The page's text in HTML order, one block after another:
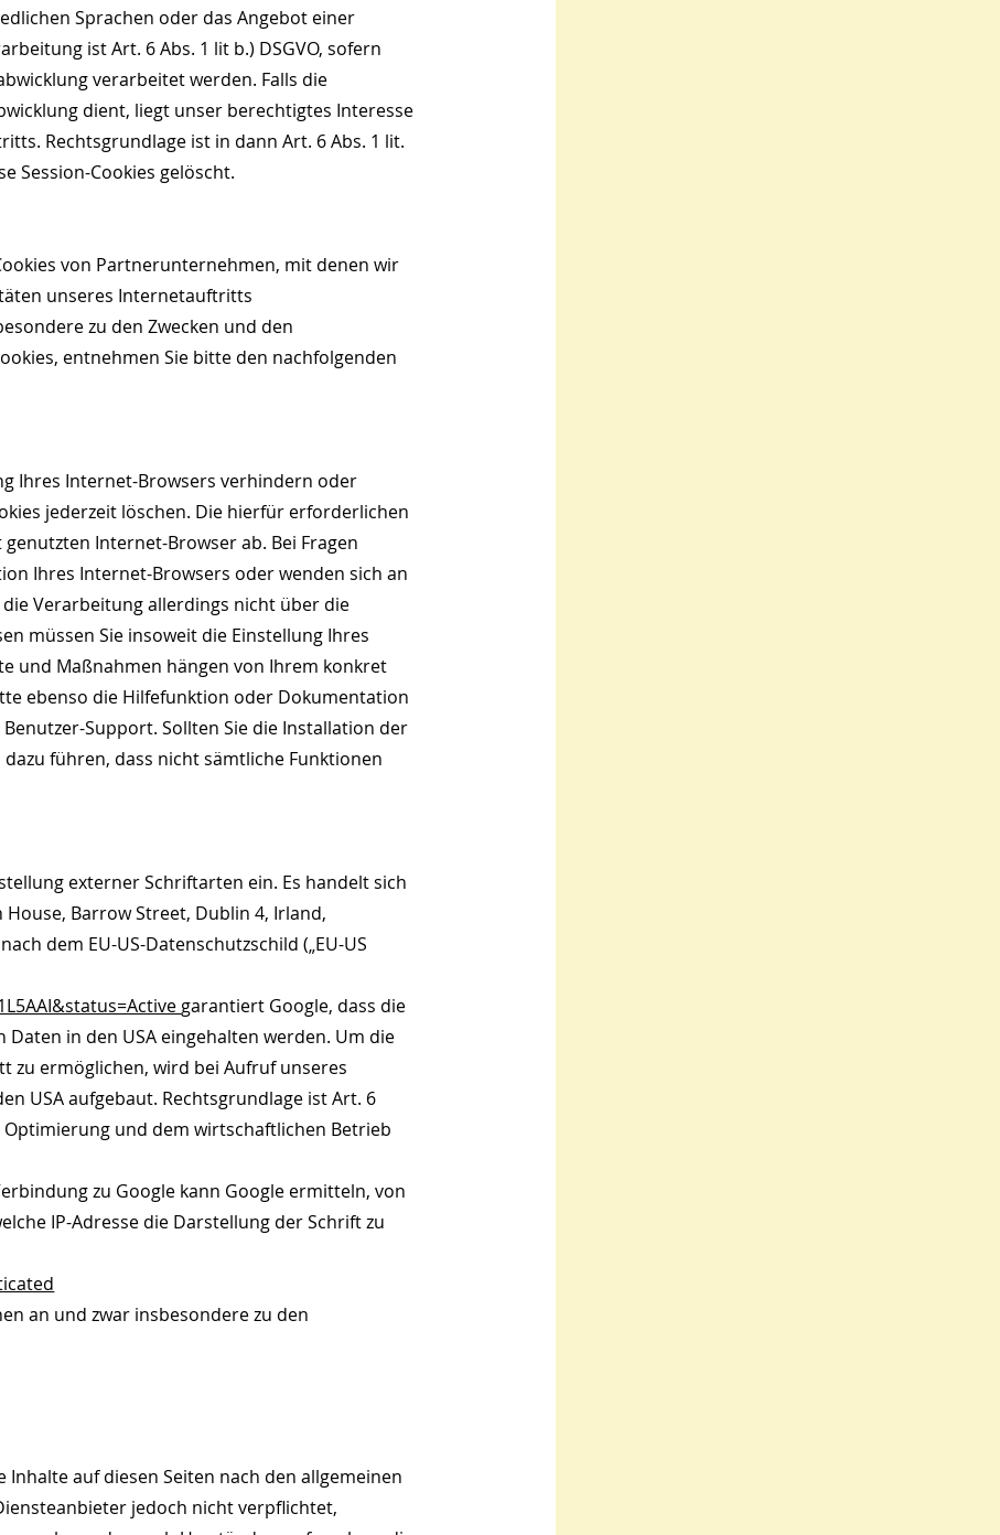
Sprachen oder das Angebot einer
ist Art. 6 Abs. 1 lit b.) DSGVO, sofern
verarbeitet werden. Falls die
dient, liegt unser berechtigtes Interesse
Rechtsgrundlage ist in dann Art. 6 Abs. 1 lit.
Session-Cookies gelöscht.
von Partnerunternehmen, mit denen wir
unseres Internetauftritts
zu den Zwecken und den
entnehmen Sie bitte den nachfolgenden
Ihres Internet-Browsers verhindern oder
jederzeit löschen. Die hierfür erforderlichen
Internet-Browser ab. Bei Fragen
Ihres Internet-Browsers oder wenden sich an
die Verarbeitung allerdings nicht über die
müssen Sie insoweit die Einstellung Ihres
und Maßnahmen hängen von Ihrem konkret
ebenso die Hilfefunktion oder Dokumentation
Support. Sollten Sie die Installation der
führen, dass nicht sämtliche Funktionen
externer Schriftarten ein. Es handelt sich
Barrow Street, Dublin 4, Irland,
dem EU-US-Datenschutzschild („EU-US
garantiert Google, dass die
in den USA eingehalten werden. Um die
ermöglichen, wird bei Aufruf unseres
USA aufgebaut. Rechtsgrundlage ist Art. 6
Optimierung und dem wirtschaftlichen Betrieb
zu Google kann Google ermitteln, von
IP-Adresse die Darstellung der Schrift zu
an und zwar insbesondere zu den
Inhalte auf diesen Seiten nach den allgemeinen
jedoch nicht verpflichtet,